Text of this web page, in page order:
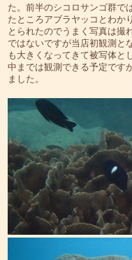
た。前半のシコロサンゴ群で
たところアブラヤッコとわか
とられたのでうまく写真は撮
ではないですが当店初観測と
も大きくなってきて被写体と
中までは観測できる予定です
ました。